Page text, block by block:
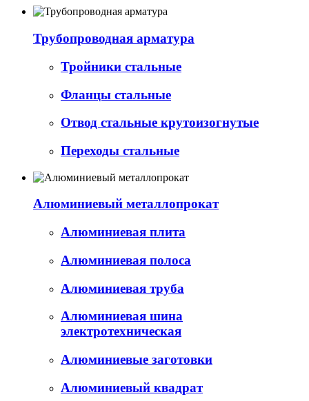
Трубопроводная арматура
Тройники стальные
Фланцы стальные
Отвод стальные крутоизогнутые
Переходы стальные
Алюминиевый металлопрокат
Алюминиевая плита
Алюминиевая полоса
Алюминиевая труба
Алюминиевая шина
электротехническая
Алюминиевые заготовки
Алюминиевый квадрат